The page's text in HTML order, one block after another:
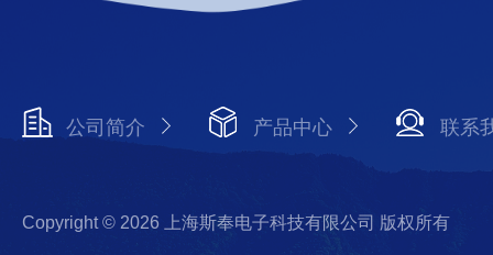
公司简介 产品中心 联系
Copyright © 2026 上海斯奉电子科技有限公司 版权所有